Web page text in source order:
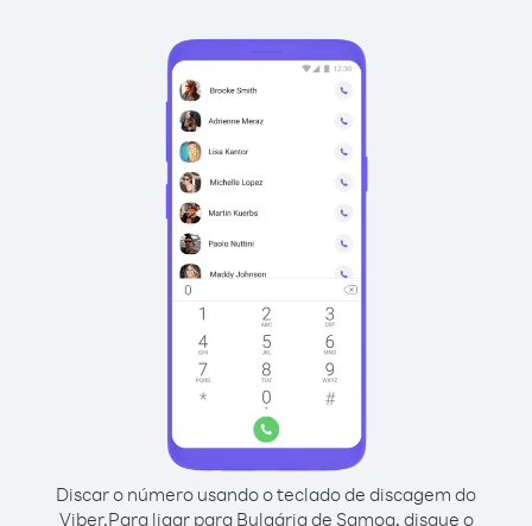
Discar o número usando o teclado de discagem do
Viber.Para ligar para Bulgária de Samoa, disque o